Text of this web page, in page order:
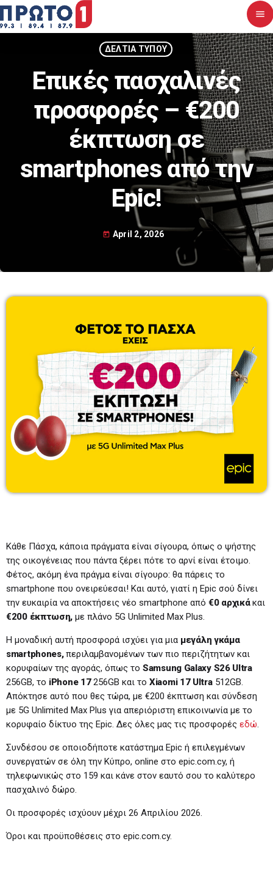
menu
close
Αρχική
Σχετικά με εμάς
Διαγωνισμοί
06:00 - 07:00
Πρωινάδικο
07:00 - 10:00
Μάριος Πούλλαδος
10:00-11:00
10:00 - 11:00
ΔΕΛΤΙΑ ΤΥΠΟΥ
Επικές πασχαλινές
προσφορές – €200
έκπτωση σε
smartphones από την
Epic!
today April 2, 2026
Κάθε Πάσχα, κάποια πράγματα είναι σίγουρα, όπως ο ψήστης
της οικογένειας που πάντα ξέρει πότε το αρνί είναι έτοιμο.
Φέτος, ακόμη ένα πράγμα είναι σίγουρο: θα πάρεις το
smartphone που ονειρεύεσαι! Και αυτό, γιατί η Epic σού δίνει
την ευκαιρία να αποκτήσεις νέο smartphone από €0 αρχικάκαι
€200 έκπτωση, με πλάνο 5G Unlimited Max Plus.
Η μοναδική αυτή προσφορά ισχύει για μια μεγάλη γκάμα
smartphones,περιλαμβανομένων των πιο περιζήτητων και
κορυφαίων της αγοράς, όπως το SamsungGalaxyS26 Ultra
256GB, το iPhone17256GB και τοXiaomi 17 Ultra512GB.
Απόκτησε αυτό που θες τώρα, με €200 έκπτωση και σύνδεση
με 5G Unlimited Max Plus για απεριόριστη επικοινωνία με το
κορυφαίο δίκτυο της Epic. Δες όλες μας τις προσφορές εδώ.
Συνδέσου σε οποιοδήποτε κατάστημα Epic ή επιλεγμένων
συνεργατών σε όλη την Κύπρο, online στο epic.com.cy, ή
τηλεφωνικώς στο 159 και κάνε στον εαυτό σου το καλύτερο
πασχαλινό δώρο.
Οι προσφορές ισχύουν μέχρι 26 Απριλίου 2026.
Όροι και προϋποθέσεις στο epic.com.cy.